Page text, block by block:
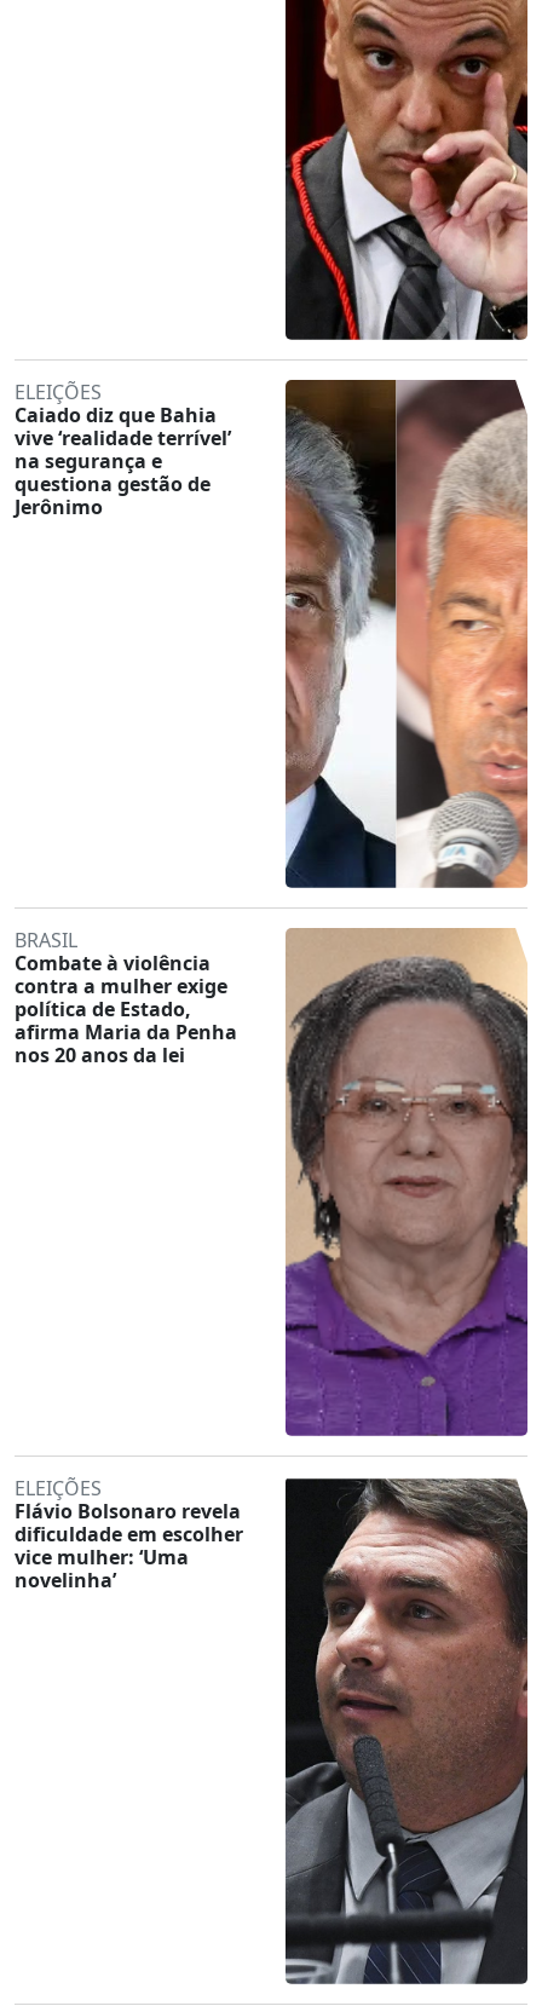
ELEIÇÕES
Caiado diz que Bahia
vive ‘realidade terrível’
na segurança e
questiona gestão de
Jerônimo
BRASIL
Combate à violência
contra a mulher exige
política de Estado,
afirma Maria da Penha
nos 20 anos da lei
ELEIÇÕES
Flávio Bolsonaro revela
dificuldade em escolher
vice mulher: ‘Uma
novelinha’